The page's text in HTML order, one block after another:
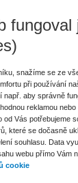
fungoval
snažíme se ze
při používání
např. aby správně
reklamou
od Vás potřebujeme
které se dočasně
souhlasu. Data
webu přímo Vám
cookie